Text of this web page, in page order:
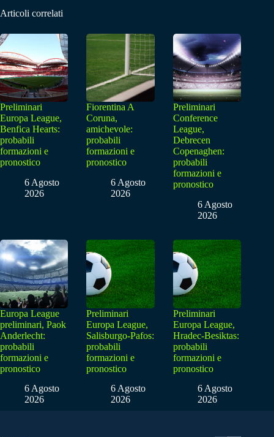
Articoli correlati
Preliminari
Europa League,
Benfica Hearts:
probabili
formazioni e
pronostico
6 Agosto
2026
Fiorentina A
Coruna,
amichevole:
probabili
formazioni e
pronostico
6 Agosto
2026
Preliminari
Conference
League,
Debrecen
Copenaghen:
probabili
formazioni e
pronostico
6 Agosto
2026
Europa League
preliminari, Paok
Anderlecht:
probabili
formazioni e
pronostico
6 Agosto
2026
Preliminari
Europa League,
Salisburgo-Pafos:
probabili
formazioni e
pronostico
6 Agosto
2026
Preliminari
Europa League,
Hradec-Besiktas:
probabili
formazioni e
pronostico
6 Agosto
2026